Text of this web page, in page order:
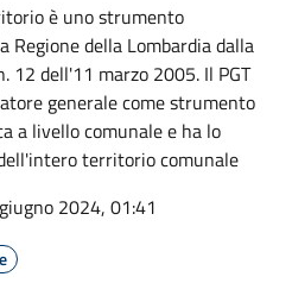
è uno strumento
della Lombardia dalla
12 dell'11 marzo 2005. Il PGT
generale come strumento
a livello comunale e ha lo
territorio comunale
2024, 01:41